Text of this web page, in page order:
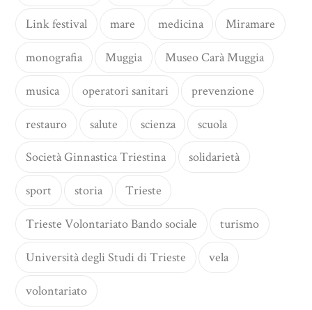
Link festival mare medicina Miramare
monografia Muggia Museo Carà Muggia
musica operatori sanitari prevenzione
restauro salute scienza scuola
Società Ginnastica Triestina solidarietà
sport storia Trieste
Trieste Volontariato Bando sociale turismo
Università degli Studi di Trieste vela
volontariato